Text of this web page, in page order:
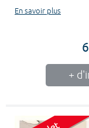
En savoir plus
+